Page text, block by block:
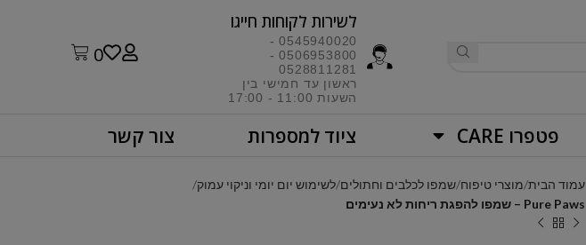
לשירות לקוחות חייגו​
0545940020 -
0506953800 -
0528811281
ראשון עד חמישי בין
השעות 11:00 - 17:00​
0
פטפרו CARE ציוד למספרות צור קשר
עמוד הבית מוצרי טיפוח שמפו לכלבים וחתולים לשימוש יום יומי וניקוי עמוק
Pure Paws – שמפו להפגת ריחות לא נעימים